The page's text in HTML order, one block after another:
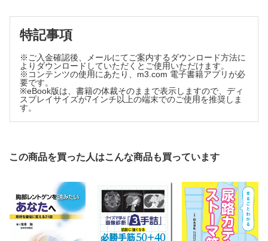
特記事項
※ご入金確認後、メールにてご案内するダウンロード方法に
よりダウンロードしていただくとご使用いただけます。
※コンテンツの使用にあたり、m3.com 電子書籍アプリが必
要です。
※eBook版は、書籍の体裁そのままで表示しますので、ディ
スプレイサイズが7インチ以上の端末でのご使用を推奨しま
す。
この商品を買った人はこんな商品も買っています